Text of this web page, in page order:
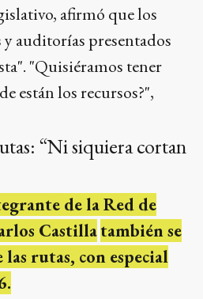
afirmó que los
auditorías presentados
"Quisiéramos tener
están los recursos?",
“Ni siquiera cortan
de la Red de
Castillatambién se
rutas, con especial